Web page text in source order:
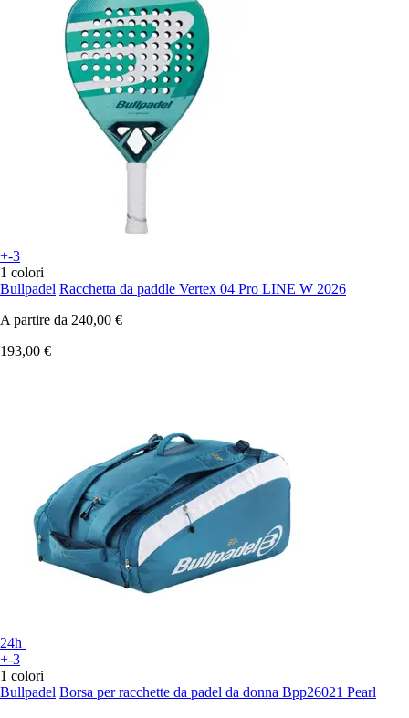
+-3
1 colori
Bullpadel Racchetta da paddle Vertex 04 Pro LINE W 2026
A partire da 240,00 €
193,00 €
24h
+-3
1 colori
Bullpadel Borsa per racchette da padel da donna Bpp26021 Pearl